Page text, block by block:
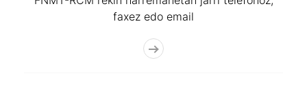
faxez edo email